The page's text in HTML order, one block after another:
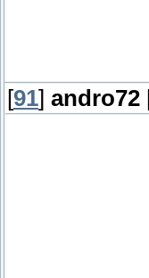
[91] andro72